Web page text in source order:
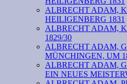
ALBRECHT ADAM,
HEILIGENBERG 1831
ALBRECHT ADAM,
1829/30
ALBRECHT ADAM,
MÜNCHINGEN, UM
ALBRECHT ADAM,
EIN NEUES